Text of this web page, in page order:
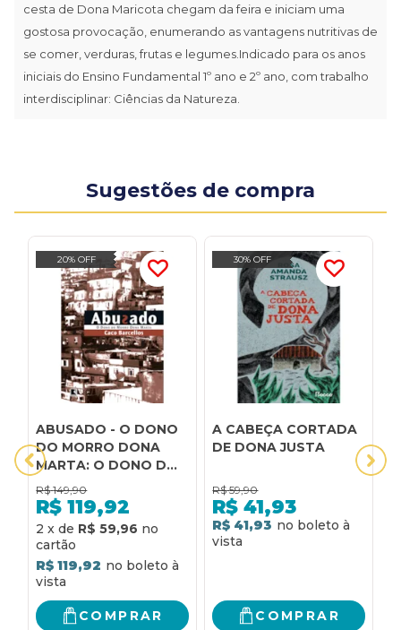
cesta de Dona Maricota chegam da feira e iniciam uma
gostosa provocação, enumerando as vantagens nutritivas de
se comer, verduras, frutas e legumes.Indicado para os anos
iniciais do Ensino Fundamental 1º ano e 2º ano, com trabalho
interdisciplinar: Ciências da Natureza.
Sugestões de compra
20% OFF
ABUSADO - O DONO
DO MORRO DONA
MARTA: O DONO DO
MORRO DONA MARTA
R$ 149,90
R$ 119,92
2 x de R$ 59,96
R$ 119,92
COMPRAR
30% OFF
A CABEÇA CORTADA
DE DONA JUSTA
R$ 59,90
R$ 41,93
R$ 41,93
COMPRAR